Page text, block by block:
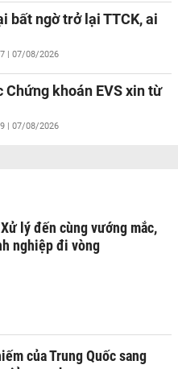
bất ngờ trở lại TTCK, ai
| 07/08/2026
Chứng khoán EVS xin từ
| 07/08/2026
lý đến cùng vướng mắc,
nghiệp đi vòng
của Trung Quốc sang